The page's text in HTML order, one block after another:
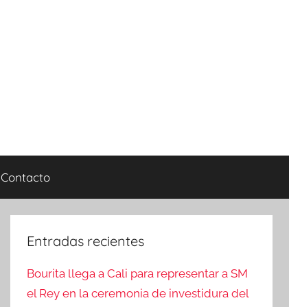
Contacto
Entradas recientes
Bourita llega a Cali para representar a SM
el Rey en la ceremonia de investidura del